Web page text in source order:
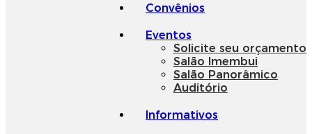
Convênios
Eventos
Solicite seu orçamento
Salão Imembui
Salão Panorâmico
Auditório
Informativos